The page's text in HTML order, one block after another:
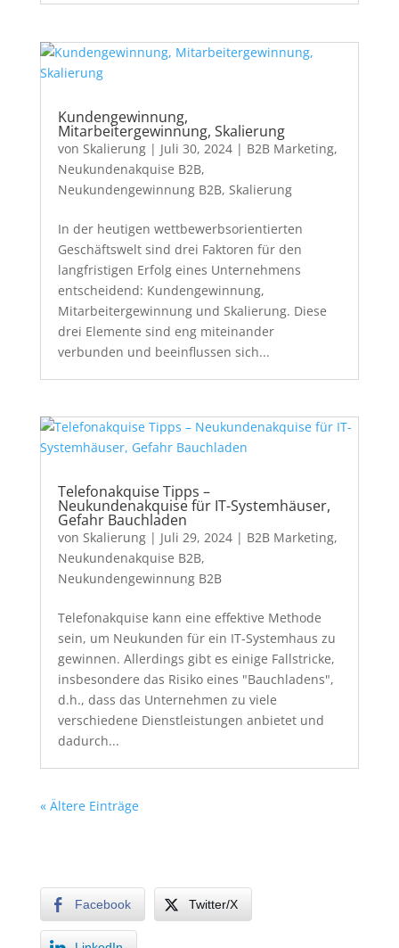
Kundengewinnung,
Mitarbeitergewinnung, Skalierung
von Skalierung| Juli 30, 2024| B2B Marketing,
Neukundenakquise B2B,
Neukundengewinnung B2B, Skalierung
In der heutigen wettbewerbsorientierten
Geschäftswelt sind drei Faktoren für den
langfristigen Erfolg eines Unternehmens
entscheidend: Kundengewinnung,
Mitarbeitergewinnung und Skalierung. Diese
drei Elemente sind eng miteinander
verbunden und beeinflussen sich...
Telefonakquise Tipps –
Neukundenakquise für IT-Systemhäuser,
Gefahr Bauchladen
von Skalierung| Juli 29, 2024| B2B Marketing,
Neukundenakquise B2B,
Neukundengewinnung B2B
Telefonakquise kann eine effektive Methode
sein, um Neukunden für ein IT-Systemhaus zu
gewinnen. Allerdings gibt es einige Fallstricke,
insbesondere das Risiko eines "Bauchladens",
d.h., dass das Unternehmen zu viele
verschiedene Dienstleistungen anbietet und
dadurch...
« Ältere Einträge
Facebook Twitter/X